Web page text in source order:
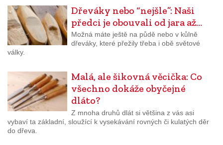
Dřeváky nebo “nejšle”: Naši
předci je obouvali od jara až…
Možná máte ještě na půdě nebo v kůlně
dřeváky, které přežily třeba i obě světové
války.
Malá, ale šikovná věcička: Co
všechno dokáže obyčejné
dláto?
Z mnoha druhů dlát si většina z vás asi
vybaví ta základní, sloužící k vysekávání rovných či kulatých děr
do dřeva.